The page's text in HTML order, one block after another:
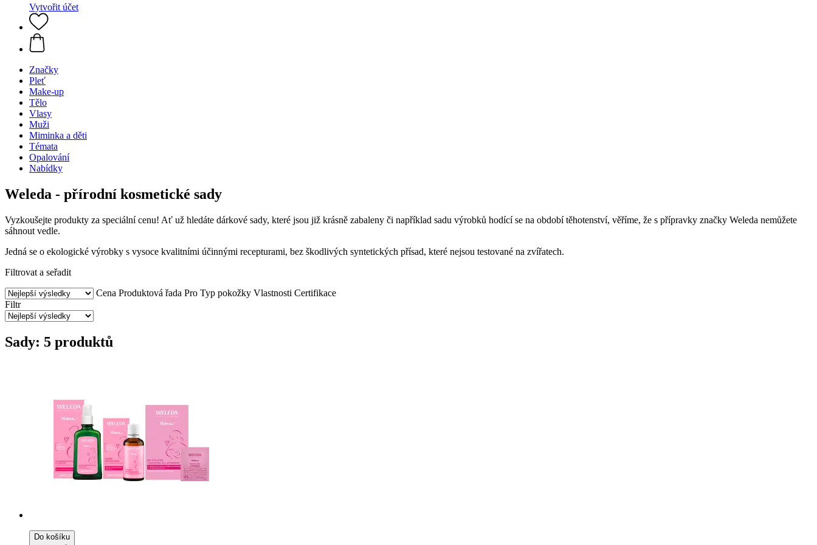
Vytvořit účet
Značky
Pleť
Make-up
Tělo
Vlasy
Muži
Miminka a děti
Témata
Opalování
Nabídky
Weleda - přírodní kosmetické sady
Vyzkoušejte produkty za speciální cenu! Ať už hledáte dárkové sady, které jsou již krásně zabaleny či například sadu výrobků hodící se na období těhotenství, věříme, že s přípravky značky Weleda nemůžete
sáhnout vedle.
Jedná se o ekologické výrobky s vysoce kvalitními účinnými recepturami, bez škodlivých syntetických přísad, které nejsou testované na zvířatech.
Filtrovat a seřadit
Cena Produktová řada Pro Typ pokožky Vlastnosti Certifikace
Filtr
Sady: 5 produktů
Do košíku